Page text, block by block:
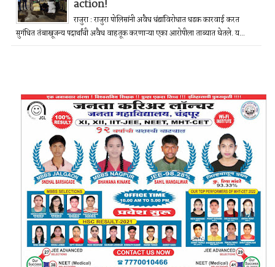
action!
राजुरा : राजुरा पोलिसांनी अवैध धंद्यांविरोधात धडक कारवाई करत
सुगंधित तंबाखूजन्य पदार्थांची अवैध वाहतूक करणाऱ्या एका आरोपीला ताब्यात घेतले. य...